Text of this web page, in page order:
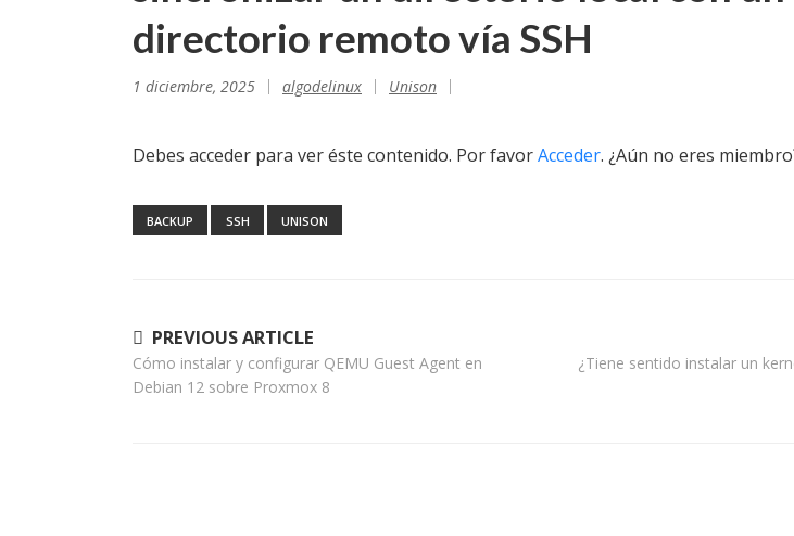
directorio remoto vía SSH
1 diciembre, 2025 algodelinux Unison
Debes acceder para ver éste contenido. Por favorAcceder. ¿Aún no eres
BACKUP SSH UNISON
Navegación
de
¿Tiene sentido instalar un
PREVIOUS ARTICLE
Cómo instalar y configurar QEMU Guest Agent en
Debian 12 sobre Proxmox 8